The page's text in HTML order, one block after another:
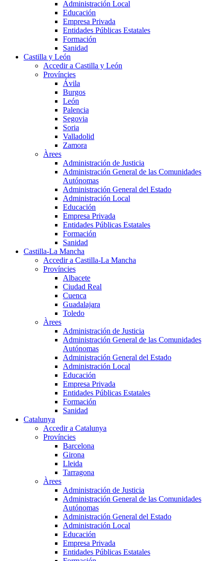
Administración Local
Educación
Empresa Privada
Entidades Públicas Estatales
Formación
Sanidad
Castilla y León
Accedir a Castilla y León
Províncies
Ávila
Burgos
León
Palencia
Segovia
Soria
Valladolid
Zamora
Àrees
Administración de Justicia
Administración General de las Comunidades
Autónomas
Administración General del Estado
Administración Local
Educación
Empresa Privada
Entidades Públicas Estatales
Formación
Sanidad
Castilla-La Mancha
Accedir a Castilla-La Mancha
Províncies
Albacete
Ciudad Real
Cuenca
Guadalajara
Toledo
Àrees
Administración de Justicia
Administración General de las Comunidades
Autónomas
Administración General del Estado
Administración Local
Educación
Empresa Privada
Entidades Públicas Estatales
Formación
Sanidad
Catalunya
Accedir a Catalunya
Províncies
Barcelona
Girona
Lleida
Tarragona
Àrees
Administración de Justicia
Administración General de las Comunidades
Autónomas
Administración General del Estado
Administración Local
Educación
Empresa Privada
Entidades Públicas Estatales